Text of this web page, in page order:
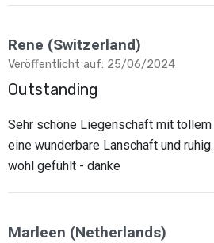
Rene (Switzerland)
Veröffentlicht auf: 25/06/2024
Outstanding
Sehr schöne Liegenschaft mit
eine wunderbare Lanschaft und
wohl gefühlt - danke
Marleen (Netherlands)